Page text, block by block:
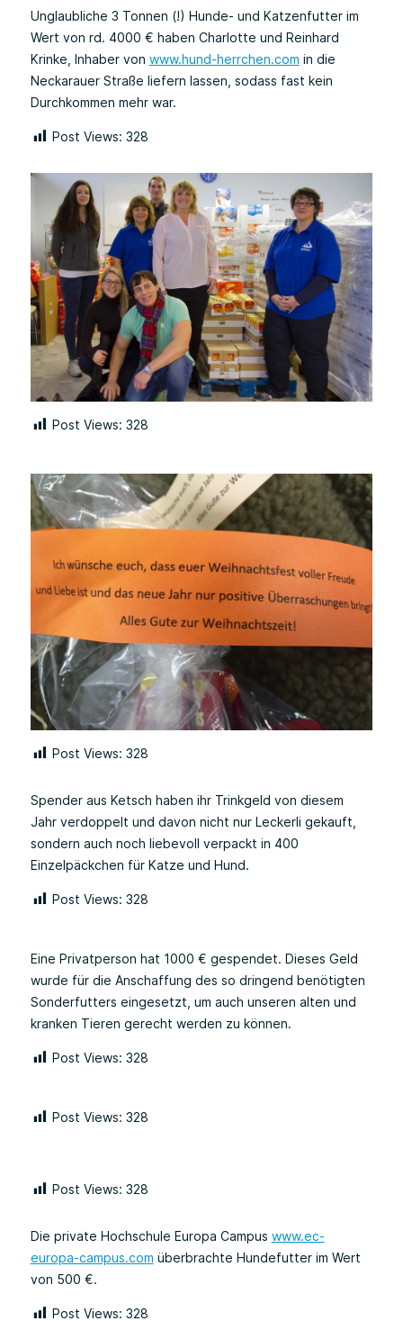
Unglaubliche 3 Tonnen (!) Hunde- und Katzenfutter im
Wert von rd. 4000 € haben Charlotte und Reinhard
Krinke, Inhaber von www.hund-herrchen.com in die
Neckarauer Straße liefern lassen, sodass fast kein
Durchkommen mehr war.
Post Views: 328
Post Views: 328
Post Views: 328
Spender aus Ketsch haben ihr Trinkgeld von diesem
Jahr verdoppelt und davon nicht nur Leckerli gekauft,
sondern auch noch liebevoll verpackt in 400
Einzelpäckchen für Katze und Hund.
Post Views: 328
Eine Privatperson hat 1000 € gespendet. Dieses Geld
wurde für die Anschaffung des so dringend benötigten
Sonderfutters eingesetzt, um auch unseren alten und
kranken Tieren gerecht werden zu können.
Post Views: 328
Post Views: 328
Post Views: 328
Die private Hochschule Europa Campus www.ec-
europa-campus.com überbrachte Hundefutter im Wert
von 500 €.
Post Views: 328